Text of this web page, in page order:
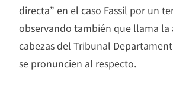
directa” en el caso Fassil por un
observando también que llama la
cabezas del Tribunal
se pronuncien al respecto.